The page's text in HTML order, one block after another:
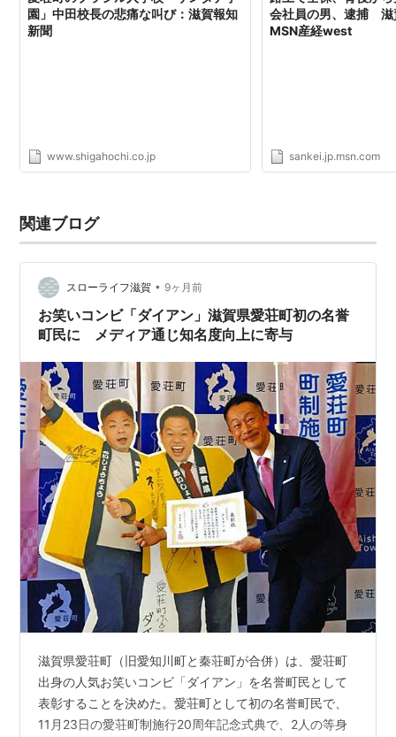
園」中田校長の悲痛な叫び：滋賀報知
新聞
www.shigahochi.co.jp
会社員の男、逮捕 滋
MSN産経west
sankei.jp.msn.com
関連ブログ
スローライフ滋賀 • 9ヶ月前
お笑いコンビ「ダイアン」滋賀県愛荘町初の名誉
町民に メディア通じ知名度向上に寄与
滋賀県愛荘町（旧愛知川町と秦荘町が合併）は、愛荘町
出身の人気お笑いコンビ「ダイアン」を名誉町民として
表彰することを決めた。愛荘町として初の名誉町民で、
11月23日の愛荘町制施行20周年記念式典で、2人の等身